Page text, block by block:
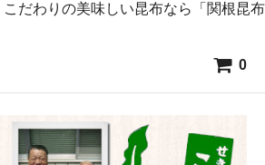
だわりの美味しい昆布なら「関根昆布
0